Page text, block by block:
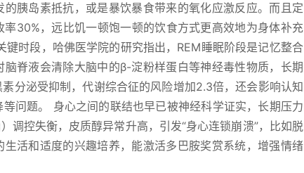
胰岛素抵抗，或是暴饮暴食带来的氧化应激反应。而且定
30%，远比饥一顿饱一顿的饮食方式更高效地为身体补充
时段，哈佛医学院的研究指出，REM睡眠阶段是记忆整合
脊液会清除大脑中的β-淀粉样蛋白等神经毒性物质，长期
分泌受抑制，代谢综合征的风险增加2.3倍，还会影响认知
问题。 身心之间的联结也早已被神经科学证实，长期压力
调控失衡，皮质醇异常升高，引发“身心连锁崩溃”，比如脱
活和适度的兴趣培养，能激活多巴胺奖赏系统，增强情绪